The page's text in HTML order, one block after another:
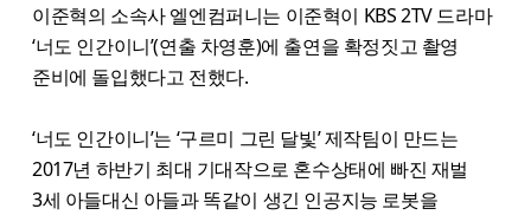
이준혁의 소속사 엘엔컴퍼니는 이준혁이 KBS 2TV 드라마
‘너도 인간이니’(연출 차영훈)에 출연을 확정짓고 촬영
준비에 돌입했다고 전했다.
‘너도 인간이니’는 ‘구르미 그린 달빛’ 제작팀이 만드는
2017년 하반기 최대 기대작으로 혼수상태에 빠진 재벌
3세 아들대신 아들과 똑같이 생긴 인공지능 로봇을